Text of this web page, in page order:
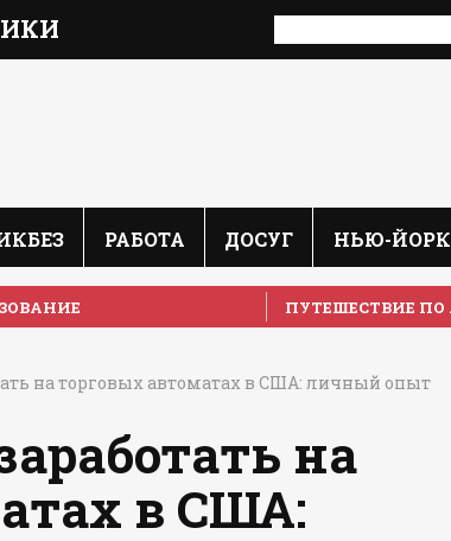
РАБОТА ДОСУГ НЬЮ-ЙОРК
ПУТЕШЕСТВИЕ
на торговых автоматах в США: личный опыт
на
в США: